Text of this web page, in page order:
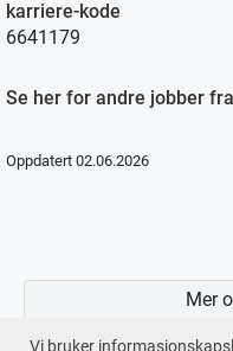
Vi bruker
karriere-kode
6641179
Se her for andre jobber
Oppdatert 02.06.2026
Mer